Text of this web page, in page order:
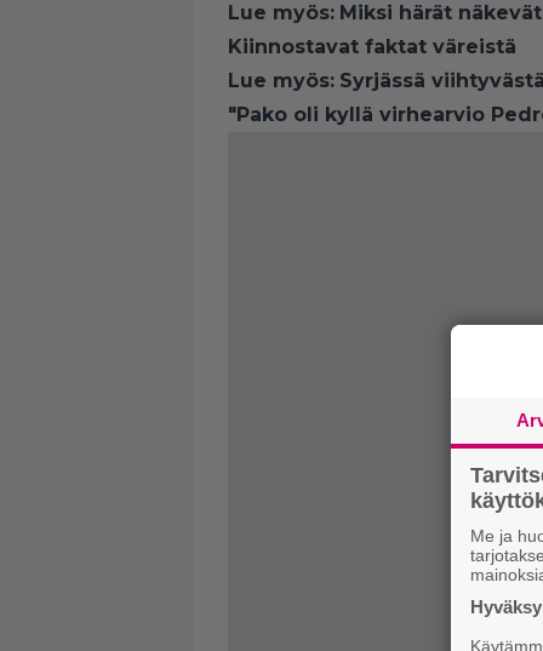
Lue myös: Miksi härät
Kiinnostavat faktat väreistä
Lue myös: Syrjässä
"Pako oli kyllä virhearvio
Me ja